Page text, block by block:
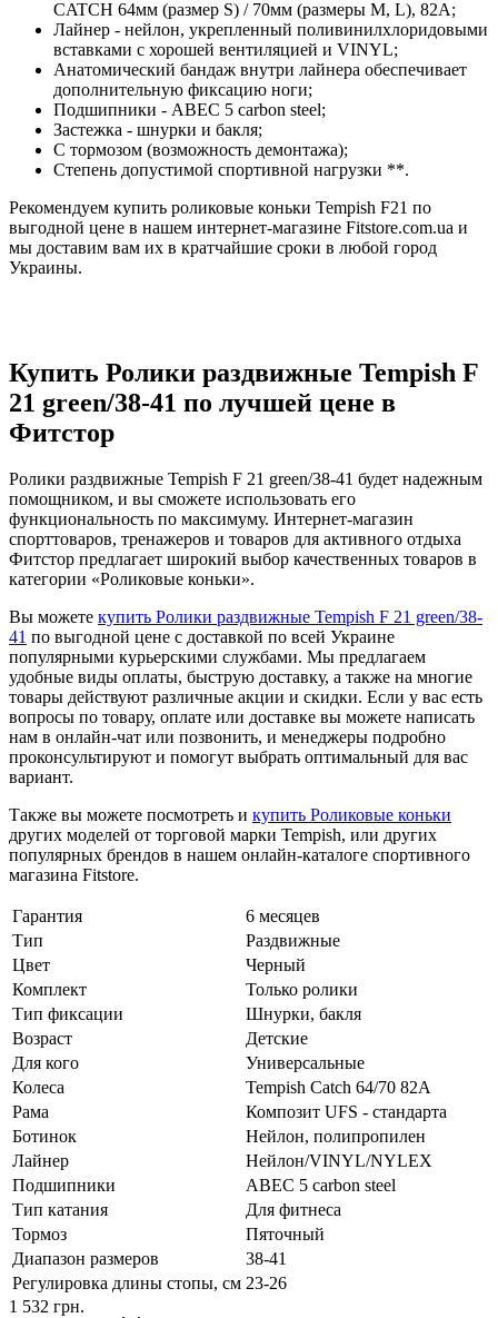
CATCH 64мм (размер S) / 70мм (размеры M, L), 82A;
Лайнер - нейлон, укрепленный поливинилхлоридовыми
вставками с хорошей вентиляцией и VINYL;
Анатомический бандаж внутри лайнера обеспечивает
дополнительную фиксацию ноги;
Подшипники - АВЕС 5 carbon steel;
Застежка - шнурки и бакля;
С тормозом (возможность демонтажа);
Степень допустимой спортивной нагрузки **.
Рекомендуем купить роликовые коньки Tempish F21 по
выгодной цене в нашем интернет-магазине Fitstore.com.ua и
мы доставим вам их в кратчайшие сроки в любой город
Украины.
Купить Ролики раздвижные Tempish F
21 green/38-41 по лучшей цене в
Фитстор
Ролики раздвижные Tempish F 21 green/38-41 будет надежным
помощником, и вы сможете использовать его
функциональность по максимуму. Интернет-магазин
спорттоваров, тренажеров и товаров для активного отдыха
Фитстор предлагает широкий выбор качественных товаров в
категории «Роликовые коньки».
Вы можете купить Ролики раздвижные Tempish F 21 green/38-
41 по выгодной цене с доставкой по всей Украине
популярными курьерскими службами. Мы предлагаем
удобные виды оплаты, быструю доставку, а также на многие
товары действуют различные акции и скидки. Если у вас есть
вопросы по товару, оплате или доставке вы можете написать
нам в онлайн-чат или позвонить, и менеджеры подробно
проконсультируют и помогут выбрать оптимальный для вас
вариант.
Также вы можете посмотреть и купить Роликовые коньки
других моделей от торговой марки Tempish, или других
популярных брендов в нашем онлайн-каталоге спортивного
магазина Fitstore.
Гарантия
6 месяцев
Тип
Раздвижные
Цвет
Черный
Комплект
Только ролики
Тип фиксации
Шнурки, бакля
Возраст
Детские
Для кого
Универсальные
Колеса
Tempish Catch 64/70 82А
Рама
Композит UFS - стандарта
Ботинок
Нейлон, полипропилен
Лайнер
Нейлон/VINYL/NYLEX
Подшипники
АВЕС 5 carbon steel
Тип катания
Для фитнеса
Тормоз
Пяточный
Диапазон размеров
38-41
Регулировка длины стопы, см 23-26
1 532 грн.